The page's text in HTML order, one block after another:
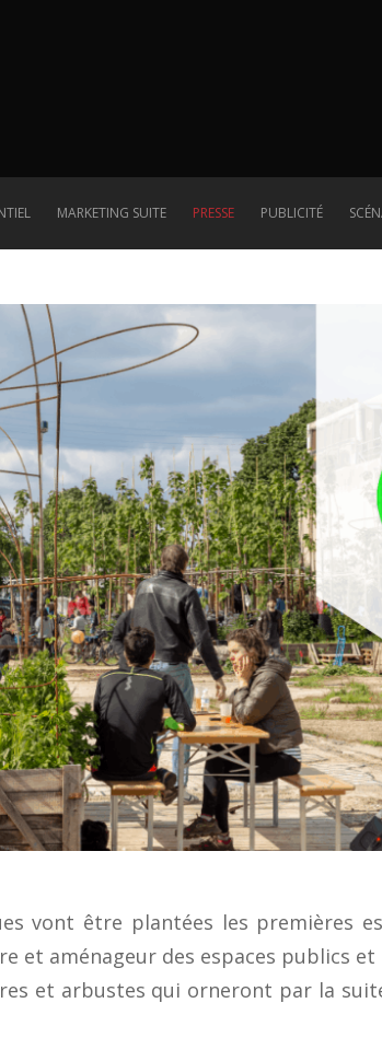
Presse
MARKETING SUITE PRESSE PUBLICITÉ
vont être plantées les premières
et aménageur des espaces publics et
et arbustes qui orneront par la